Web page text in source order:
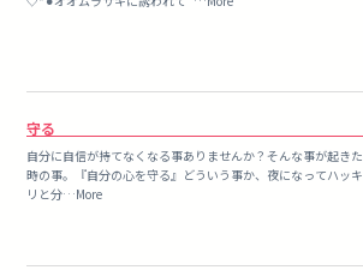
守る
自分に自信が持てなくなる事ありませんか？そんな事が起きた
時の事。『自分の心を守る』どういう事か、夜になってハッキ
リと分…More